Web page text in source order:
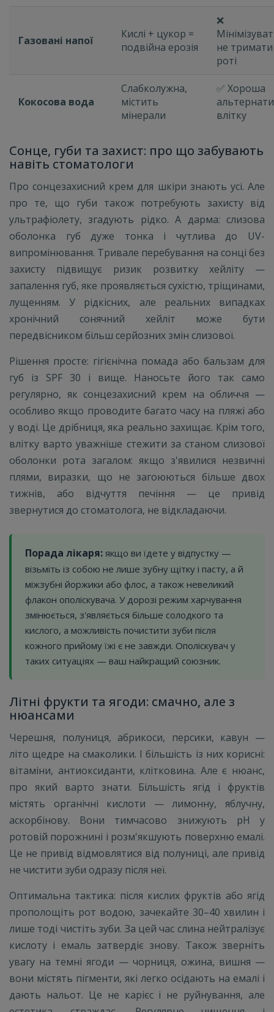
Газовані напої
Кислі + цукор =
подвійна ерозія
❌
не
роті
Кокосова вода
Слабколужна,
містить
мінерали
✅ Хороша
влітку
Сонце, губи та захист: про що забувають
навіть стоматологи
Про сонцезахисний крем для шкіри знають усі. Але
про те, що губи також потребують захисту від
ультрафіолету, згадують рідко. А дарма: слизова
оболонка губ дуже тонка і чутлива до UV-
випромінювання. Тривале перебування на сонці без
захисту підвищує ризик розвитку хейліту —
запалення губ, яке проявляється сухістю, тріщинами,
лущенням. У рідкісних, але реальних випадках
хронічний сонячний хейліт може бути
передвісником більш серйозних змін слизової.
Рішення просте: гігієнічна помада або бальзам для
губ із SPF 30 і вище. Наносьте його так само
регулярно, як сонцезахисний крем на обличчя —
особливо якщо проводите багато часу на пляжі або
у воді. Це дрібниця, яка реально захищає. Крім того,
влітку варто уважніше стежити за станом слизової
оболонки рота загалом: якщо з'явилися незвичні
плями, виразки, що не загоюються більше двох
тижнів, або відчуття печіння — це привід
звернутися до стоматолога, не відкладаючи.
Порада лікаря: якщо ви їдете у відпустку —
візьміть із собою не лише зубну щітку і пасту, а й
міжзубні йоржики або флос, а також невеликий
флакон ополіскувача. У дорозі режим харчування
змінюється, з'являється більше солодкого та
кислого, а можливість почистити зуби після
кожного прийому їжі є не завжди. Ополіскувач у
таких ситуаціях — ваш найкращий союзник.
Літні фрукти та ягоди: смачно, але з
нюансами
Черешня, полуниця, абрикоси, персики, кавун —
літо щедре на смаколики. І більшість із них корисні:
вітаміни, антиоксиданти, клітковина. Але є нюанс,
про який варто знати. Більшість ягід і фруктів
містять органічні кислоти — лимонну, яблучну,
аскорбінову. Вони тимчасово знижують pH у
ротовій порожнині і розм'якшують поверхню емалі.
Це не привід відмовлятися від полуниці, але привід
не чистити зуби одразу після неї.
Оптимальна тактика: після кислих фруктів або ягід
прополощіть рот водою, зачекайте 30–40 хвилин і
лише тоді чистіть зуби. За цей час слина нейтралізує
кислоту і емаль затвердіє знову. Також зверніть
увагу на темні ягоди — чорниця, ожина, вишня —
вони містять пігменти, які легко осідають на емалі і
дають нальот. Це не карієс і не руйнування, але